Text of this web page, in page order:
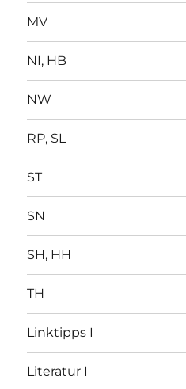
MV
NI, HB
NW
RP, SL
ST
SN
SH, HH
TH
Linktipps I
Literatur I